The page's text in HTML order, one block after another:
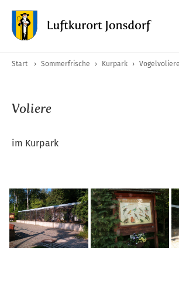
Start › Sommerfrische › Kurpark › Vogelvoliere
Voliere
im Kurpark